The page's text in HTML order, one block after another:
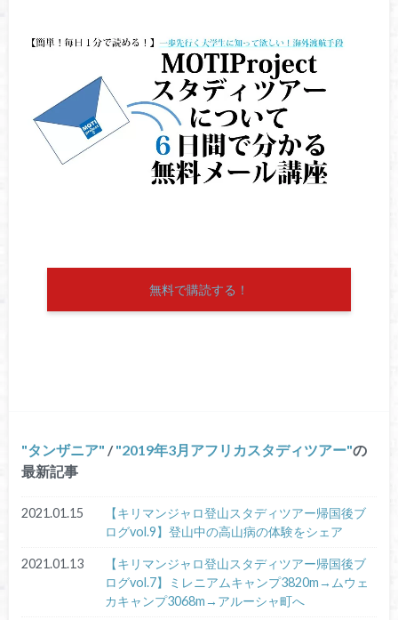
無料で購読する！
タンザニア / 2019年3月アフリカスタディツアー の
最新記事
2021.01.15
【キリマンジャロ登山スタディツアー帰国後ブ
ログvol.9】登山中の高山病の体験をシェア
2021.01.13
【キリマンジャロ登山スタディツアー帰国後ブ
ログvol.7】ミレニアムキャンプ3820m→ムウェ
カキャンプ3068m→アルーシャ町へ